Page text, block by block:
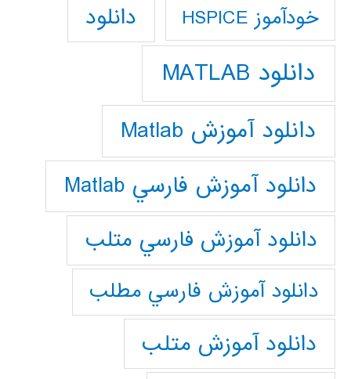
خودآموز HSPICE دانلود
دانلود MATLAB
دانلود آموزش Matlab
دانلود آموزش فارسي Matlab
دانلود آموزش فارسي متلب
دانلود آموزش فارسي مطلب
دانلود آموزش متلب